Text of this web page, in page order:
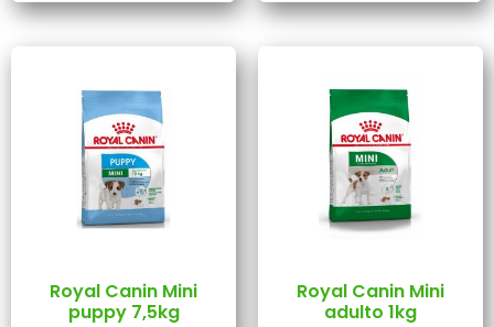
Royal Canin Mini
puppy 7,5kg
Royal Canin Mini
adulto 1kg